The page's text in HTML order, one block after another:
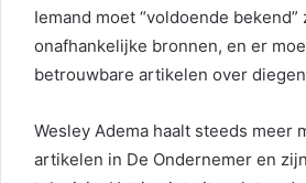
Iemand moet “voldoende bekend”
onafhankelijke bronnen, en er
betrouwbare artikelen over
Wesley Adema haalt steeds meer
artikelen in De Ondernemer en